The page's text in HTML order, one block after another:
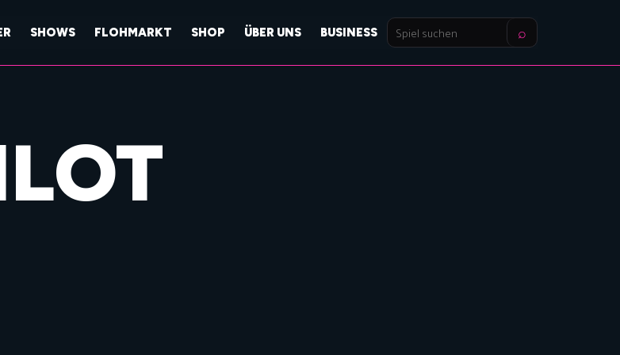
SHOWS FLOHMARKT SHOP ÜBER UNS BUSINESS
Spiel
suchen
⌕